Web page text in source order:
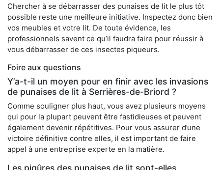
Chercher à se débarrasser des punaises de lit le plus tôt
possible reste une meilleure initiative. Inspectez donc bien
vos meubles et votre lit. De toute évidence, les
professionnels savent ce qu’il faudra faire pour réussir à
vous débarrasser de ces insectes piqueurs.
Foire aux questions
Y’a-t-il un moyen pour en finir avec les invasions
de punaises de lit à Serrières-de-Briord ?
Comme souligner plus haut, vous avez plusieurs moyens
qui pour la plupart peuvent être fastidieuses et peuvent
également devenir répétitives. Pour vous assurer d’une
victoire définitive contre elles, il est important de faire
appel à une entreprise experte en la matière.
Les piqûres des punaises de lit sont-elles